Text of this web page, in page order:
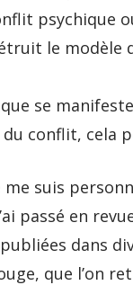
psychique
le modèle
se
conflit, cela
suis
passé en
dans
que l’on